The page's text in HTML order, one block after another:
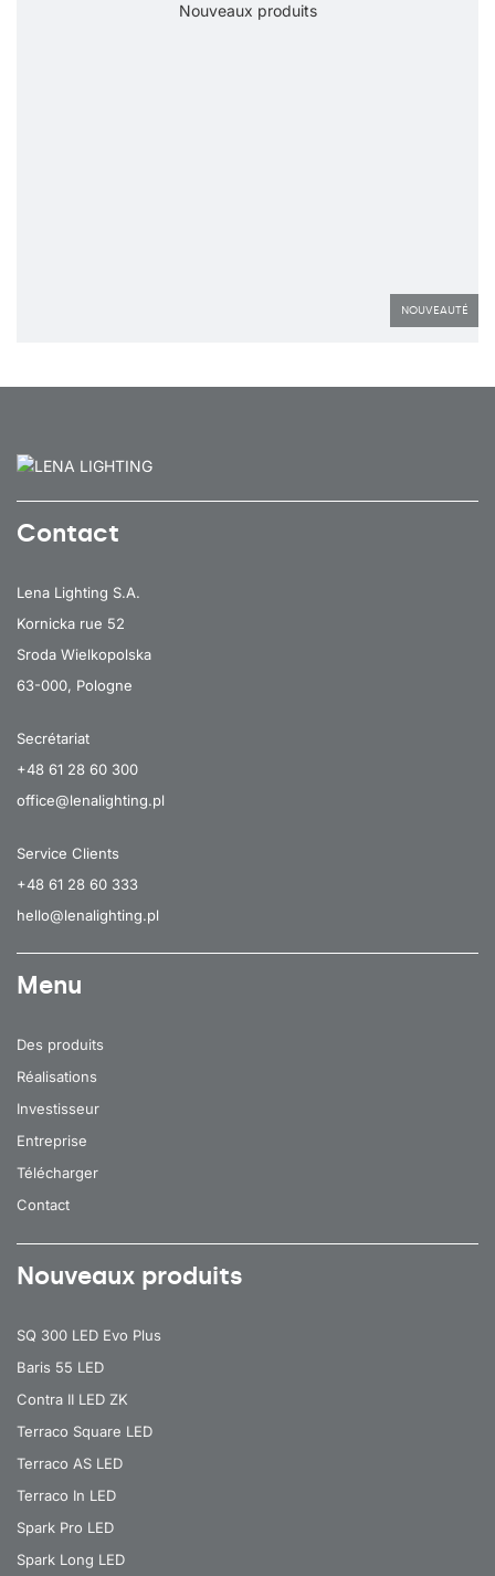
NOUVEAUTÉ
Nouveaux produits
Contact
Lena Lighting S.A.
Kornicka rue 52
Sroda Wielkopolska
63-000, Pologne
Secrétariat
+48 61 28 60 300
office@lenalighting.pl
Service Clients
+48 61 28 60 333
hello@lenalighting.pl
Menu
Des produits
Réalisations
Investisseur
Entreprise
Télécharger
Contact
Nouveaux produits
SQ 300 LED Evo Plus
Baris 55 LED
Contra II LED ZK
Terraco Square LED
Terraco AS LED
Terraco In LED
Spark Pro LED
Spark Long LED